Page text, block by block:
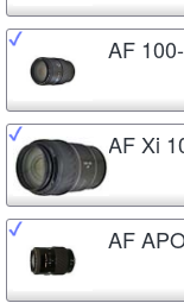
AF
AF Xi
AF